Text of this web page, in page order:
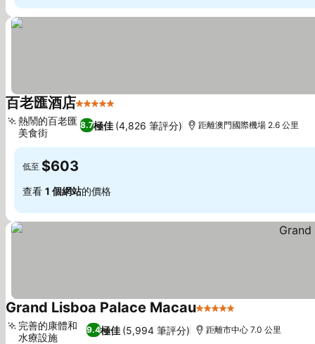
百老匯酒店5 星級
8.7極佳 (4,826 筆評分)
熱鬧的百老匯
美食街
距離澳門國際機場 2.6 公里
低至 $603
查看 1 個網站的價格
Grand Lisboa Palace Macau5 星級
9.4極佳 (5,994 筆評分)
完善的康體和
水療設施
距離市中心 7.0 公里